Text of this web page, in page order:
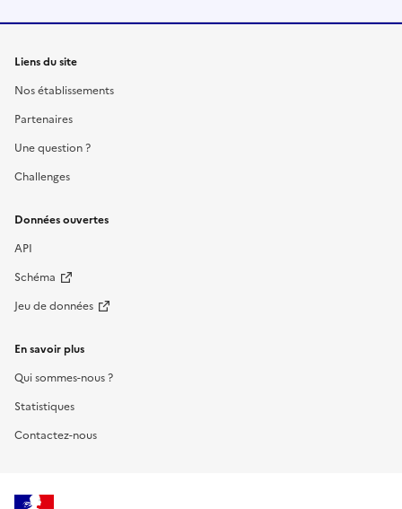
Liens du site
Nos établissements
Partenaires
Une question ?
Challenges
Données ouvertes
API
Schéma
Jeu de données
En savoir plus
Qui sommes-nous ?
Statistiques
Contactez-nous